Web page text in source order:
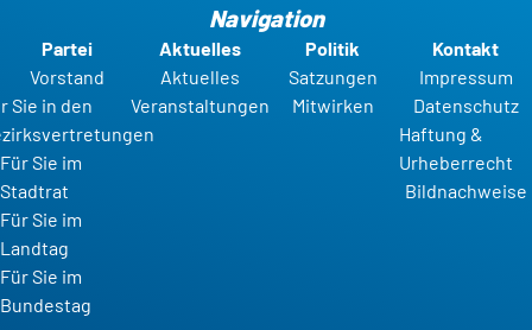
Navigation
Partei
Vorstand
Sie in den
Für Sie im
Stadtrat
Für Sie im
Landtag
Für Sie im
Bundestag
Aktuelles
Aktuelles
Veranstaltungen
Politik
Satzungen
Mitwirken
Kontakt
Impressum
Datenschutz
Haftung &
Urheberrecht
Bildnachweise